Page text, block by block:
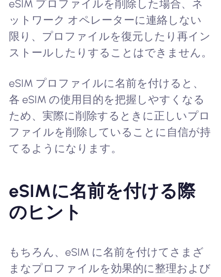
eSIM プロファイルを削除した場合、ネ
ットワーク オペレーターに連絡しない
限り、プロファイルを復元したり再イン
ストールしたりすることはできません。
eSIM プロファイルに名前を付けると、
各 eSIM の使用目的を把握しやすくなる
ため、実際に削除するときに正しいプロ
ファイルを削除していることに自信が持
てるようになります。
eSIMに名前を付ける際
のヒント
もちろん、eSIM に名前を付けてさまざ
まなプロファイルを効果的に整理および